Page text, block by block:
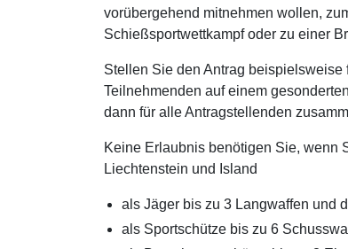
vorübergehend mitnehmen wollen,
Schießsportwettkampf oder zu einer
Stellen Sie den Antrag
Teilnehmenden auf einem
dann für alle Antragstellenden
Keine Erlaubnis benötigen Sie, wenn
Liechtenstein und Island
als Jäger bis zu 3 Langwaffen und
als Sportschütze bis zu 6